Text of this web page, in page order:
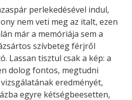
perlekedésével indul,
nem veti meg az italt, ezen
már a memóriája sem a
szívbeteg férjről
Lassan tisztul csak a kép: a
dolog fontos, megtudni
eredményét,
egyre kétségbeesetten,